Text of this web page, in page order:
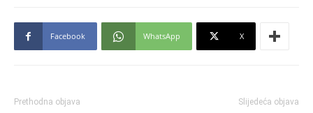
Facebook WhatsApp X
Prethodna objava Slijedeća objava